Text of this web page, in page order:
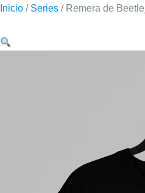
Inicio / Series / Remera de